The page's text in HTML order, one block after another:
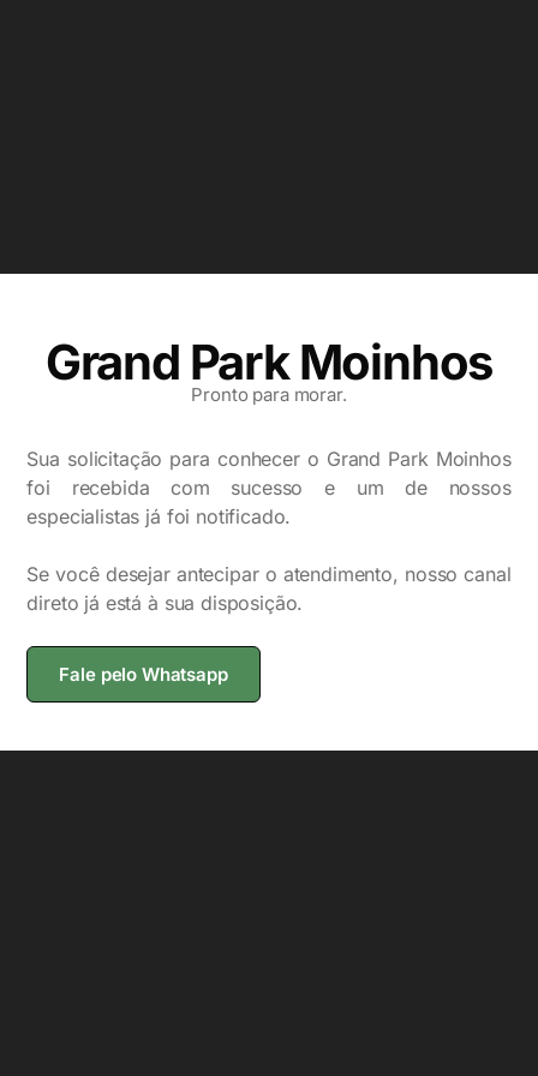
Grand Park Moinhos
Pronto para morar.
Sua solicitação para conhecer o Grand Park Moinhos
foi recebida com sucesso e um de nossos
especialistas já foi notificado.
Se você desejar antecipar o atendimento, nosso canal
direto já está à sua disposição.
Fale pelo Whatsapp